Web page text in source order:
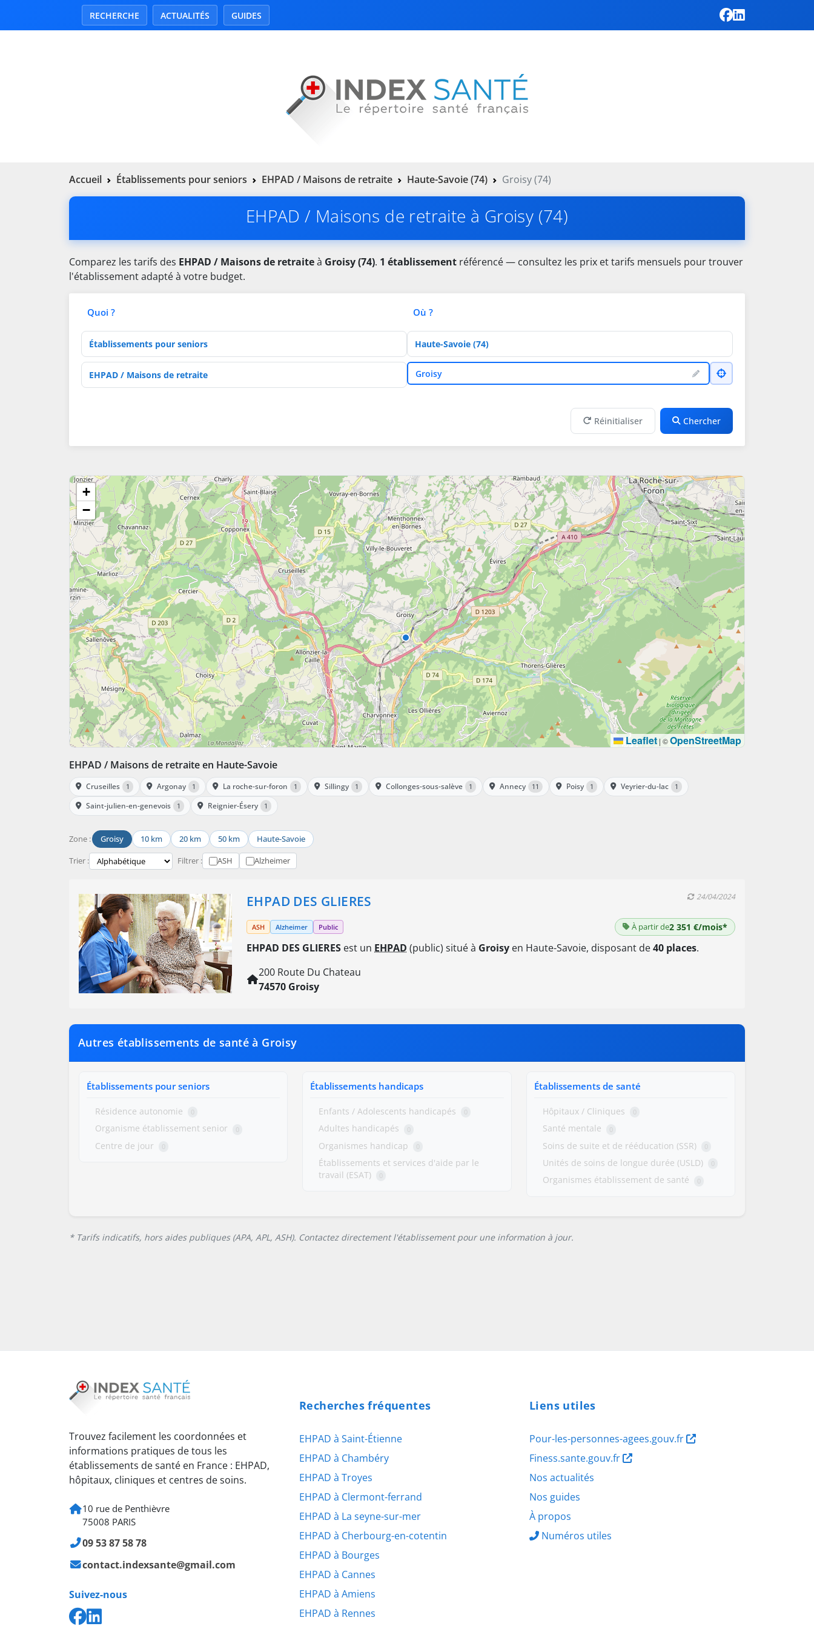
RECHERCHE ACTUALITÉS GUIDES
Accueil Établissements pour seniors EHPAD / Maisons de retraite Haute-Savoie (74) Groisy (74)
EHPAD / Maisons de retraite à Groisy (74)
Comparez les tarifs des EHPAD / Maisons de retraiteà Groisy (74). 1 établissement référencé — consultez les prix et tarifs mensuels pour trouver
l'établissement adapté à votre budget.
Quoi ?
Type d'établissement
Activités de soins
Où ?
Département
VilleGroisy
Réinitialiser Chercher
+
−
Leaflet | ©OpenStreetMap
EHPAD / Maisons de retraite en Haute-Savoie
Cruseilles 1 Argonay 1 La roche-sur-foron 1 Sillingy 1 Collonges-sous-salève 1 Annecy 11 Poisy 1 Veyrier-du-lac 1
Saint-julien-en-genevois 1 Reignier-Ésery 1
Zone : Groisy 10 km 20 km 50 km Haute-Savoie
Trier : Filtrer : ASH Alzheimer
EHPAD DES GLIERES 24/04/2024
ASH Alzheimer Public À partir de2 351 €/mois*
EHPAD DES GLIERES est un EHPAD (public) situé à Groisy en Haute-Savoie, disposant de40 places.
200 Route Du Chateau
74570 Groisy
Autres établissements de santé à Groisy
Établissements pour seniors
Résidence autonomie 0
Organisme établissement senior 0
Centre de jour 0
Établissements handicaps
Enfants / Adolescents handicapés 0
Adultes handicapés 0
Organismes handicap 0
Établissements et services d'aide par le
travail (ESAT)
0
Établissements de santé
Hôpitaux / Cliniques 0
Santé mentale 0
Soins de suite et de rééducation (SSR) 0
Unités de soins de longue durée (USLD) 0
Organismes établissement de santé 0
* Tarifs indicatifs, hors aides publiques (APA, APL, ASH). Contactez directement l'établissement pour une information à jour.
Trouvez facilement les coordonnées et
informations pratiques de tous les
établissements de santé en France : EHPAD,
hôpitaux, cliniques et centres de soins.
10 rue de Penthièvre
75008 PARIS
09 53 87 58 78
contact.indexsante@gmail.com
Suivez-nous
Recherches fréquentes
EHPAD à Saint-Étienne
EHPAD à Chambéry
EHPAD à Troyes
EHPAD à Clermont-ferrand
EHPAD à La seyne-sur-mer
EHPAD à Cherbourg-en-cotentin
EHPAD à Bourges
EHPAD à Cannes
EHPAD à Amiens
EHPAD à Rennes
Liens utiles
Pour-les-personnes-agees.gouv.fr
Finess.sante.gouv.fr
Nos actualités
Nos guides
À propos
Numéros utiles